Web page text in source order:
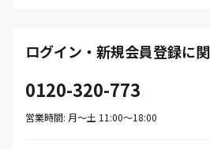
ログイン・新規会員登録に
0120-320-773
営業時間: 月〜土 11:00〜18:00